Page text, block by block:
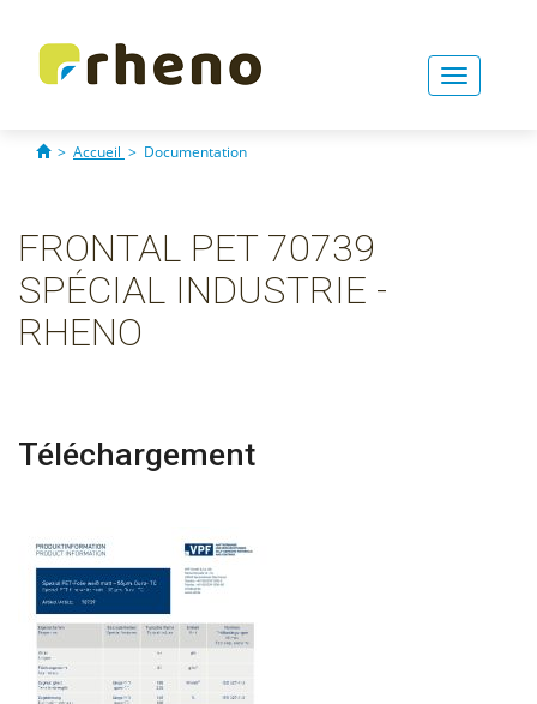
Toggle
> Accueil > Documentation
FRONTAL PET 70739
SPÉCIAL INDUSTRIE -
RHENO
Téléchargement